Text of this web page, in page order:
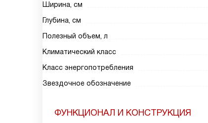
Ширина, см
Глубина, см
Полезный объем, л
Климатический класс
Класс энергопотребления
Звездочное обозначение
ФУНКЦИОНАЛ И КОНСТРУКЦИЯ